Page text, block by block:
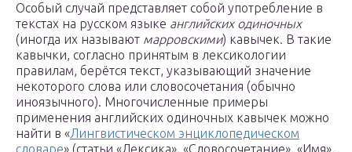
Особый случай представляет собой употребление в
текстах на русском языке английских одиночных
(иногда их называют марровскими) кавычек. В такие
кавычки, согласно принятым в лексикологии
правилам, берётся текст, указывающий значение
некоторого слова или словосочетания (обычно
иноязычного). Многочисленные примеры
применения английских одиночных кавычек можно
найти в «Лингвистическом энциклопедическом
словаре» (статьи «Лексика», «Словосочетание», «Имя»,